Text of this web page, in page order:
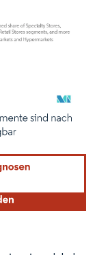
Namensnennung